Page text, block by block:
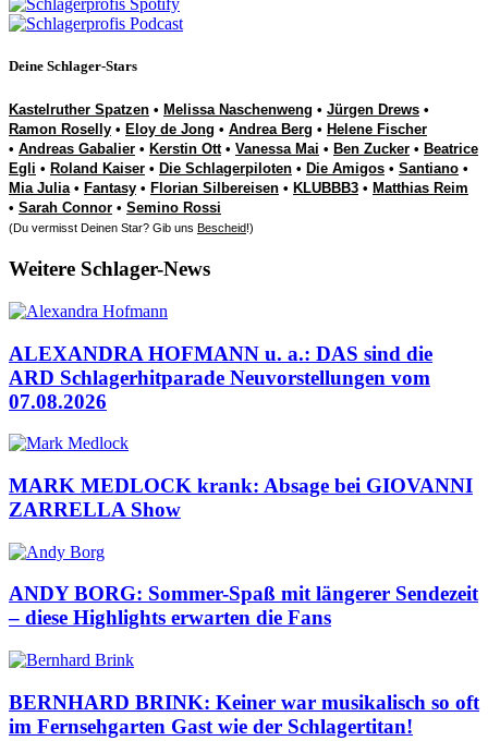
Deine Schlager-Stars
Kastelruther Spatzen • Melissa Naschenweng • Jürgen Drews •
Ramon Roselly • Eloy de Jong • Andrea Berg • Helene Fischer
• Andreas Gabalier • Kerstin Ott• Vanessa Mai • Ben Zucker • Beatrice
Egli • Roland Kaiser • Die Schlagerpiloten • Die Amigos • Santiano •
Mia Julia• Fantasy • Florian Silbereisen • KLUBBB3 • Matthias Reim
• Sarah Connor • Semino Rossi
(Du vermisst Deinen Star? Gib uns Bescheid!)
Weitere Schlager-News
ALEXANDRA HOFMANN u. a.: DAS sind die
ARD Schlagerhitparade Neuvorstellungen vom
07.08.2026
MARK MEDLOCK krank: Absage bei GIOVANNI
ZARRELLA Show
ANDY BORG: Sommer-Spaß mit längerer Sendezeit
– diese Highlights erwarten die Fans
BERNHARD BRINK: Keiner war musikalisch so oft
im Fernsehgarten Gast wie der Schlagertitan!